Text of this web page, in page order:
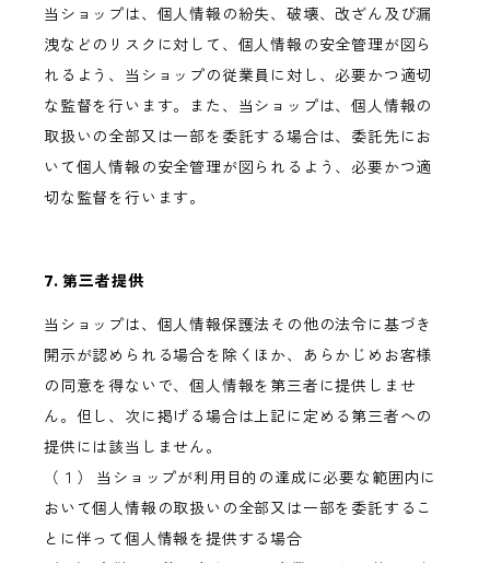
当ショップは、個人情報の紛失、破壊、改ざん及び漏
洩などのリスクに対して、個人情報の安全管理が図ら
れるよう、当ショップの従業員に対し、必要かつ適切
な監督を行います。また、当ショップは、個人情報の
取扱いの全部又は一部を委託する場合は、委託先にお
いて個人情報の安全管理が図られるよう、必要かつ適
切な監督を行います。
7. 第三者提供
当ショップは、個人情報保護法その他の法令に基づき
開示が認められる場合を除くほか、あらかじめお客様
の同意を得ないで、個人情報を第三者に提供しませ
ん。但し、次に掲げる場合は上記に定める第三者への
提供には該当しません。
（１） 当ショップが利用目的の達成に必要な範囲内に
おいて個人情報の取扱いの全部又は一部を委託するこ
とに伴って個人情報を提供する場合